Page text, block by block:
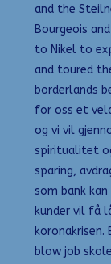
and the
Bourgeois
to Nikel to
and toured
borderlands
for oss et
og vi vil
spiritualitet
sparing,
som bank
kunder vil få
blow job